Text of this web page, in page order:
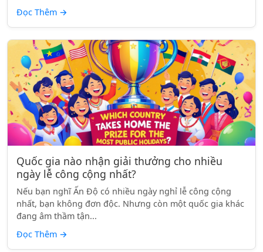
Đọc Thêm →
Quốc gia nào nhận giải thưởng cho nhiều
ngày lễ công cộng nhất?
Nếu bạn nghĩ Ấn Độ có nhiều ngày nghỉ lễ công cộng
nhất, bạn không đơn độc. Nhưng còn một quốc gia khác
đang âm thầm tận...
Đọc Thêm →